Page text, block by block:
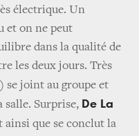
électrique. Un
et on ne peut
dans la qualité de
les deux jours. Très
joint au groupe et
salle. Surprise, De La
ainsi que se conclut la